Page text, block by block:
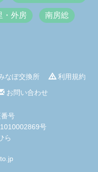
・外房 南房総
なぽ交換所
利用規約
お問い合わせ
号
号
ら